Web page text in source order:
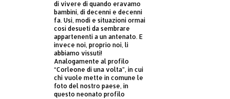
di vivere di quando eravamo
bambini, di decenni e decenni
fa. Usi, modi e situazioni ormai
così desueti da sembrare
appartenenti a un antenato. E
invece noi, proprio noi, li
abbiamo vissuti!
Analogamente al profilo
“Corleone di una volta”, in cui
chi vuole mette in comune le
foto del nostro paese, in
questo neonato profilo